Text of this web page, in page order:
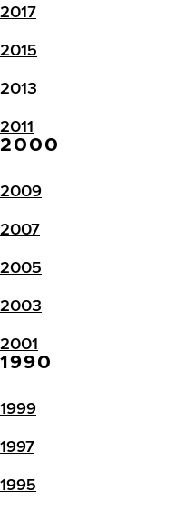
2017
2015
2013
2011
2000
2009
2007
2005
2003
2001
1990
1999
1997
1995